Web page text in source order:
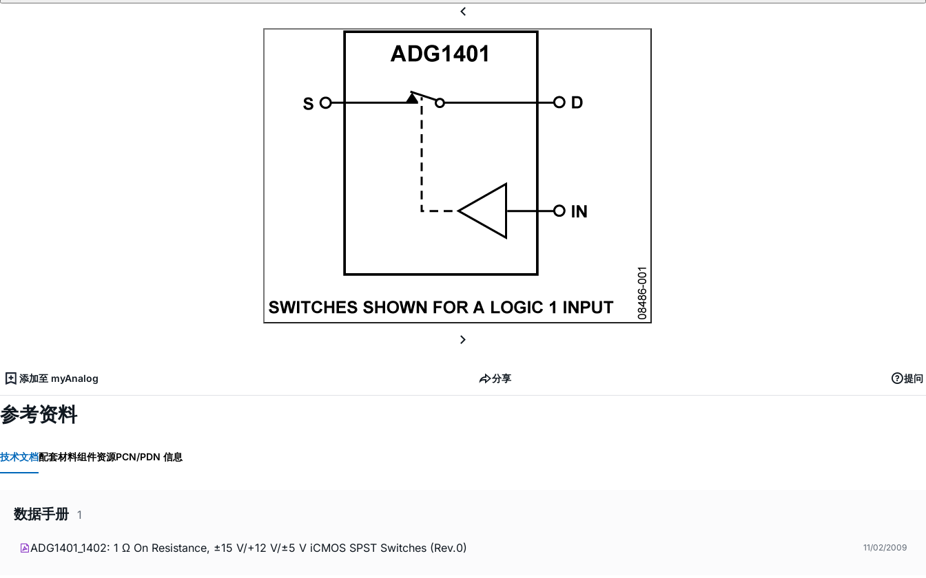
添加至 myAnalog 分享 提问
参考资料
技术文档配套材料组件资源PCN/PDN 信息
数据手册 1
ADG1401_1402: 1 Ω On Resistance, ±15 V/+12 V/±5 V iCMOS SPST Switches (Rev.0) 11/02/2009